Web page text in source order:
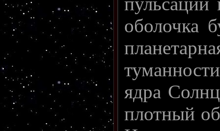
оболочка
ядра
плотный